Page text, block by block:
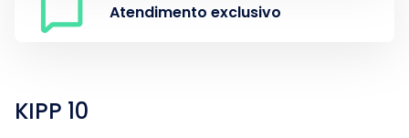
Atendimento exclusivo
KIPP 10